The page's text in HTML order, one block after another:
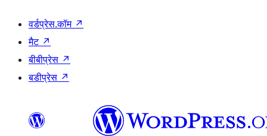
वर्डप्रेस.कॉम ↗
मैट ↗
बीबीप्रेस ↗
बडीप्रेस ↗